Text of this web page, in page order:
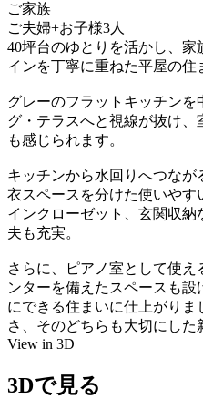
ご家族
ご夫婦+お子様3人
40坪台のゆとりを活かし、
インを丁寧に重ねた平屋の住
グレーのフラットキッチン
グ・テラスへと視線が抜け、
も感じられます。
キッチンから水回りへつな
衣スペースを分けた使いやす
インクローゼット、玄関収
夫も充実。
さらに、ピアノ室として使
ンターを備えたスペースも
にできる住まいに仕上がり
さ、そのどちらも大切にした
View in 3D
3Dで見る